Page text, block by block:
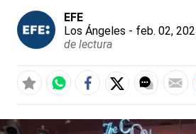
EFE
Los Ángeles - feb. 02,
de lectura